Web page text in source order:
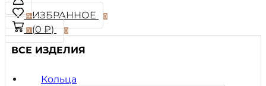
0ИЗБРАННОЕ 0
0(0₽) 0
ВСЕ ИЗДЕЛИЯ
Кольца